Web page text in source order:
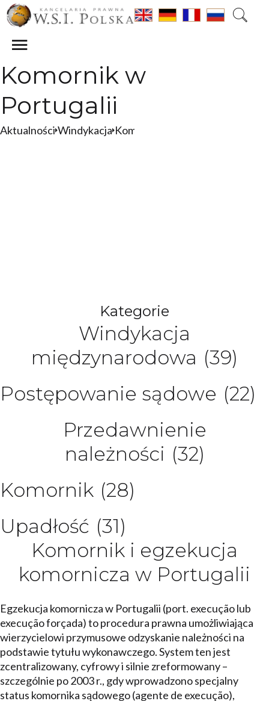
Komornik w
Portugalii
Aktualności Windykacja Komornik
Komornik i egzekucja
komornicza w Portugalii
Egzekucja komornicza w Portugalii (port. execução lub
execução forçada) to procedura prawna umożliwiająca
wierzycielowi przymusowe odzyskanie należności na
podstawie tytułu wykonawczego. System ten jest
zcentralizowany, cyfrowy i silnie zreformowany –
szczególnie po 2003 r., gdy wprowadzono specjalny
status komornika sądowego (agente de execução),
Kategorie
Windykacja
międzynarodowa (39)
Postępowanie sądowe (22)
Przedawnienie
należności (32)
Komornik (28)
Upadłość (31)